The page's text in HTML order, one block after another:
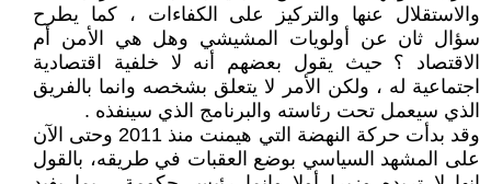
والاستقلال عنها والتركيز على الكفاءات ، كما يطرح
سؤال ثان عن أولويات المشيشي وهل هي الأمن أم
الاقتصاد ؟ حيث يقول بعضهم أنه لا خلفية اقتصادية
اجتماعية له ، ولكن الأمر لا يتعلق بشخصه وانما بالفريق
الذي سيعمل تحت رئاسته والبرنامج الذي سينفذه .
وقد بدأت حركة النهضة التي هيمنت منذ 2011 وحتى الآن
على المشهد السياسي بوضع العقبات في طريقه، بالقول